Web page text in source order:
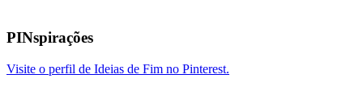
PINspirações
Visite o perfil de Ideias de Fim no Pinterest.